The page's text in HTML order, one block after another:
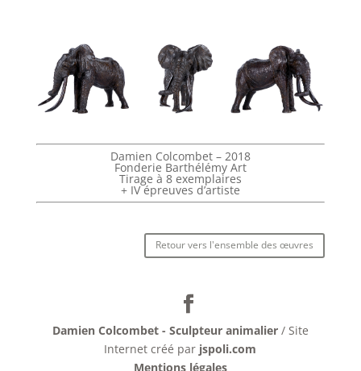
Damien Colcombet – 2018
Fonderie Barthélémy Art
Tirage à 8 exemplaires
+ IV épreuves d’artiste
Retour vers l'ensemble des œuvres
Damien Colcombet - Sculpteur animalier / Site
Internet créé par jspoli.com
Mentions légales